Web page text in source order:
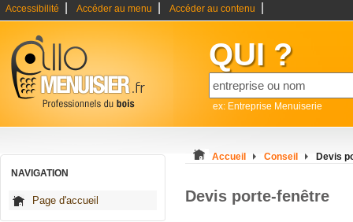
Accessibilité Accéder au menu Accéder au contenu
QUI ?
ex: Entreprise Menuiserie
NAVIGATION
Page d'accueil
Accueil Conseil Devis
Devis porte-fenêtre